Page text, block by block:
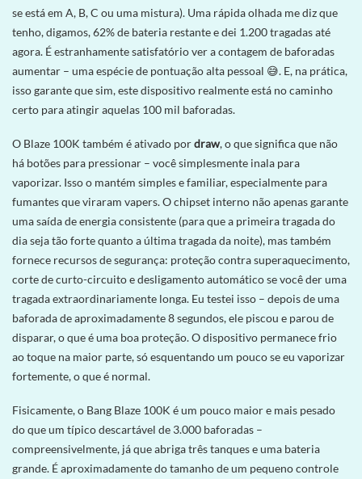
se está em A, B, C ou uma mistura). Uma rápida olhada me diz que
tenho, digamos, 62% de bateria restante e dei 1.200 tragadas até
agora. É estranhamente satisfatório ver a contagem de baforadas
aumentar – uma espécie de pontuação alta pessoal 😅. E, na prática,
isso garante que sim, este dispositivo realmente está no caminho
certo para atingir aquelas 100 mil baforadas.
O Blaze 100K também é ativado pordraw, o que significa que não
há botões para pressionar – você simplesmente inala para
vaporizar. Isso o mantém simples e familiar, especialmente para
fumantes que viraram vapers. O chipset interno não apenas garante
uma saída de energia consistente (para que a primeira tragada do
dia seja tão forte quanto a última tragada da noite), mas também
fornece recursos de segurança: proteção contra superaquecimento,
corte de curto-circuito e desligamento automático se você der uma
tragada extraordinariamente longa. Eu testei isso – depois de uma
baforada de aproximadamente 8 segundos, ele piscou e parou de
disparar, o que é uma boa proteção. O dispositivo permanece frio
ao toque na maior parte, só esquentando um pouco se eu vaporizar
fortemente, o que é normal.
Fisicamente, o Bang Blaze 100K é um pouco maior e mais pesado
do que um típico descartável de 3.000 baforadas –
compreensivelmente, já que abriga três tanques e uma bateria
grande. É aproximadamente do tamanho de um pequeno controle